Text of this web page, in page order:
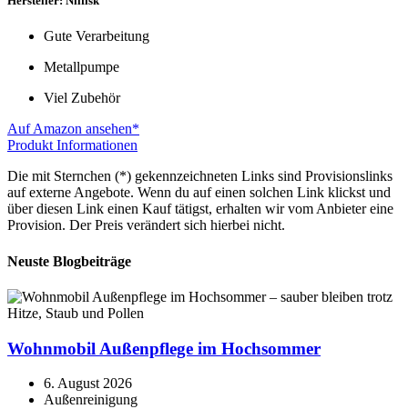
Gute Verarbeitung
Metallpumpe
Viel Zubehör
Auf Amazon ansehen*
Produkt Informationen
Die mit Sternchen (*) gekennzeichneten Links sind Provisionslinks
auf externe Angebote. Wenn du auf einen solchen Link klickst und
über diesen Link einen Kauf tätigst, erhalten wir vom Anbieter eine
Provision. Der Preis verändert sich hierbei nicht.
Neuste Blogbeiträge
Wohnmobil Außenpflege im Hochsommer
6. August 2026
Außenreinigung